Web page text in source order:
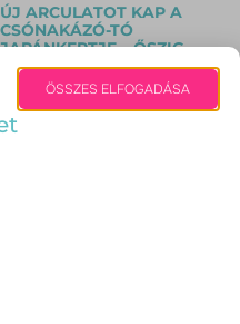
ÚJ ARCULATOT KAP A
CSÓNAKÁZÓ-TÓ
JAPÁNKERTJE – ŐSZIG
TART A NAGYSZABÁSÚ
FELÚJÍTÁS
ÖSSZES ELFOGADÁSA